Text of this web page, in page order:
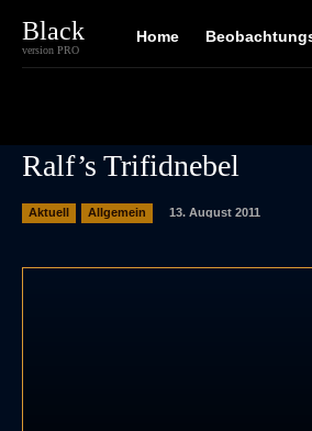
Black
version PRO
Home
Ralf’s Trifidnebel
Aktuell Allgemein 13. August 2011